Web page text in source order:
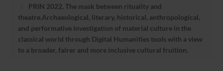
PRIN 2022. The mask between rituality and
theatre.Archaeological, literary, historical, anthropological,
and performative investigation of material culture in the
classical world through Digital Humanities tools with a view
to a broader, fairer and more inclusive cultural fruition.